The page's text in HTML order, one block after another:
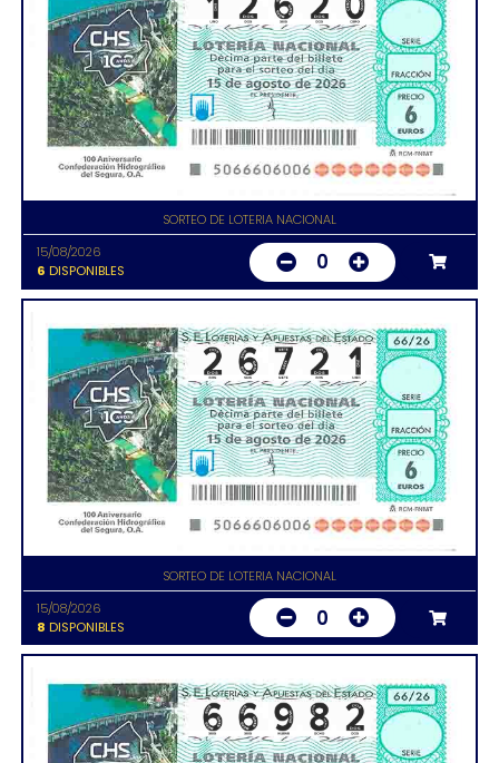
SORTEO DE LOTERIA NACIONAL
15/08/2026
6 DISPONIBLES 0
SORTEO DE LOTERIA NACIONAL
15/08/2026
8 DISPONIBLES 0